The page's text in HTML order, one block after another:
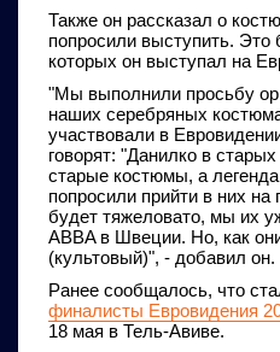
Также он рассказал о
попросили выступить.
которых он выступал на
"Мы выполнили просьбу
наших серебряных
участвовали в
говорят: "Данилко в
старые костюмы, а
попросили прийти в них
будет тяжеловато, мы их
ABBA в Швеции. Но, как
(культовый)", - добавил он.
Ранее сообщалось, что
финалисты Евровидения
18 мая в Тель-Авиве.